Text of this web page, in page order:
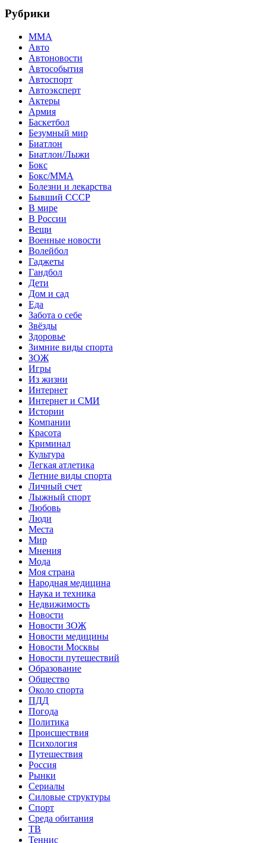
Рубрики
MMA
Авто
Автоновости
Автособытия
Автоспорт
Автоэксперт
Актеры
Армия
Баскетбол
Безумный мир
Биатлон
Биатлон/Лыжи
Бокс
Бокс/MMA
Болезни и лекарства
Бывший СССР
В мире
В России
Вещи
Военные новости
Волейбол
Гаджеты
Гандбол
Дети
Дом и сад
Еда
Забота о себе
Звёзды
Здоровье
Зимние виды спорта
ЗОЖ
Игры
Из жизни
Интернет
Интернет и СМИ
Истории
Компании
Красота
Криминал
Культура
Легкая атлетика
Летние виды спорта
Личный счет
Лыжный спорт
Любовь
Люди
Места
Мир
Мнения
Мода
Моя страна
Народная медицина
Наука и техника
Недвижимость
Новости
Новости ЗОЖ
Новости медицины
Новости Москвы
Новости путешествий
Образование
Общество
Около спорта
ПДД
Погода
Политика
Происшествия
Психология
Путешествия
Россия
Рынки
Сериалы
Силовые структуры
Спорт
Среда обитания
ТВ
Теннис